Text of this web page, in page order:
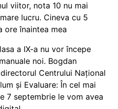
viitor, nota 10 nu mai
lucru. Cineva cu 5
ore înaintea mea
a IX-a nu vor începe
noi. Bogdan
Centrului Național
și Evaluare: În cel mai
7 septembrie le vom avea